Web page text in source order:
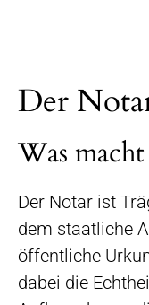
Der
Was
Der Notar ist
dem staatliche
öffentliche
dabei die